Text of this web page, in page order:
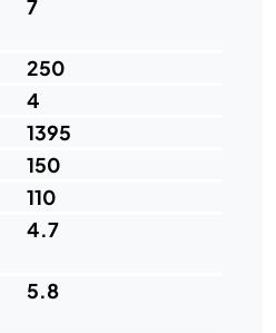
7
250
4
1395
150
110
4.7
5.8